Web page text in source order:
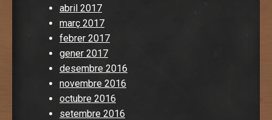
abril 2017
març 2017
febrer 2017
gener 2017
desembre 2016
novembre 2016
octubre 2016
setembre 2016